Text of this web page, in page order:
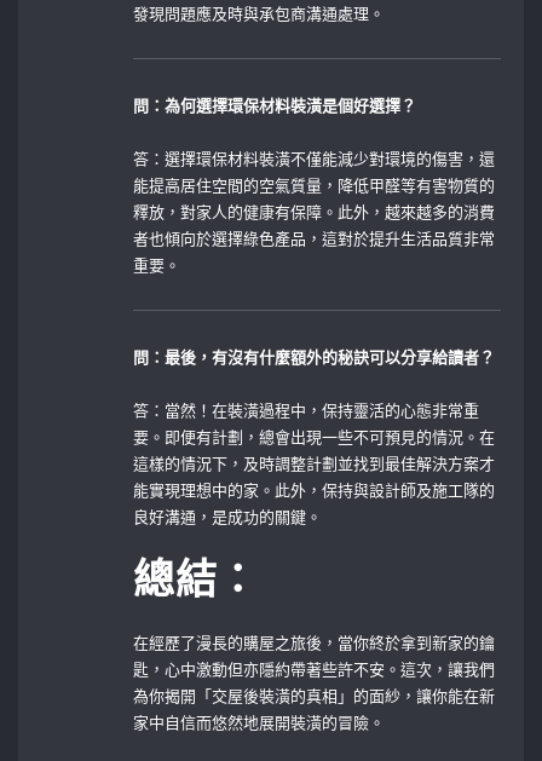
發現問題應及時與承包商溝通處理。
問：為何選擇環保材料裝潢是個好選擇？
答：選擇環保材料裝潢不僅能減少對環境的傷害，還
能提高居住空間的空氣質量，降低甲醛等有害物質的
釋放，對家人的健康有保障。此外，越來越多的消費
者也傾向於選擇綠色產品，這對於提升生活品質非常
重要。
問：最後，有沒有什麼額外的秘訣可以分享給讀者？
答：當然！在裝潢過程中，保持靈活的心態非常重
要。即便有計劃，總會出現一些不可預見的情況。在
這樣的情況下，及時調整計劃並找到最佳解決方案才
能實現理想中的家。此外，保持與設計師及施工隊的
良好溝通，是成功的關鍵。
總結：
在經歷了漫長的購屋之旅後，當你終於拿到新家的鑰
匙，心中激動但亦隱約帶著些許不安。這次，讓我們
為你揭開「交屋後裝潢的真相」的面紗，讓你能在新
家中自信而悠然地展開裝潢的冒險。